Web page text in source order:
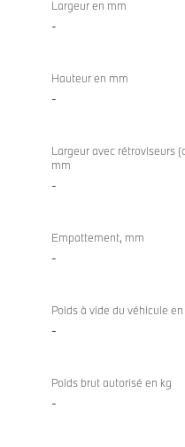
Largeur en mm
-
Hauteur en mm
-
Largeur avec rétroviseurs
mm
-
Empattement, mm
-
Poids à vide du véhicule en
-
Poids brut autorisé en kg
-